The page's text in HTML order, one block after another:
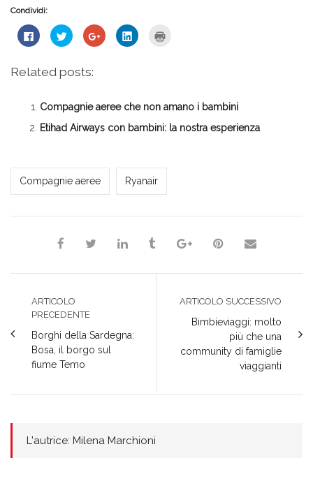
Condividi:
Fai
clic
su
Facebook
una
finestra)
Fai
clic
condividere
su
in
nuova
finestra)
Fai
clic
in
nuova
finestra)
Fai
clic
in
nuova
finestra)
nuova
Related posts:
Compagnie aeree che non amano i bambini
Etihad Airways con bambini: la nostra esperienza
Milena Marchioni
Compagnie aeree
Ryanair
ARTICOLO
PRECEDENTE
Borghi della Sardegna:
Bosa, il borgo sul
fiume Temo
ARTICOLO SUCCESSIVO
Bimbieviaggi: molto
più che una
community di famiglie
viaggianti
L'autrice: Milena Marchioni